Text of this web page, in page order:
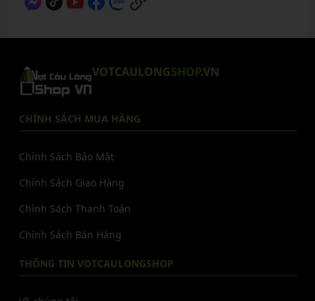
VOTCAULONGSHOP.VN
CHÍNH SÁCH MUA HÀNG
Chính Sách Bảo Mật
Chính Sách Giao Hàng
Chính Sách Thanh Toán
Chính Sách Bán Hàng
THÔNG TIN VOTCAULONGSHOP